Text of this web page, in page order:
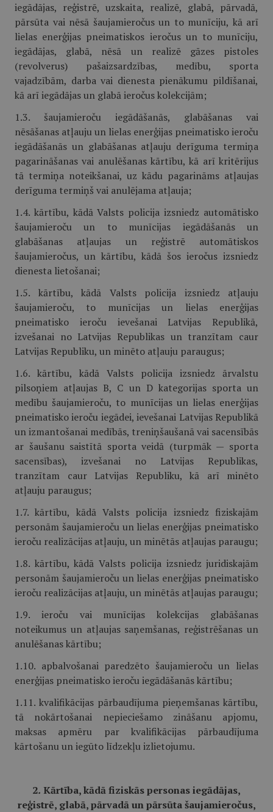
iegādājas, reģistrē, uzskaita, realizē, glabā, pārvadā,
pārsūta vai nēsā šaujamieročus un to munīciju, kā arī
lielas enerģijas pneimatiskos ieročus un to munīciju,
iegādājas, glabā, nēsā un realizē gāzes pistoles
(revolverus) pašaizsardzības, medību, sporta
vajadzībām, darba vai dienesta pienākumu pildīšanai,
kā arī iegādājas un glabā ieročus kolekcijām;
1.3. šaujamieroču iegādāšanās, glabāšanas vai
nēsāšanas atļauju un lielas enerģijas pneimatisko ieroču
iegādāšanās un glabāšanas atļauju derīguma termiņa
pagarināšanas vai anulēšanas kārtību, kā arī kritērijus
tā termiņa noteikšanai, uz kādu pagarināms atļaujas
derīguma termiņš vai anulējama atļauja;
1.4. kārtību, kādā Valsts policija izsniedz automātisko
šaujamieroču un to munīcijas iegādāšanās un
glabāšanas atļaujas un reģistrē automātiskos
šaujamieročus, un kārtību, kādā šos ieročus izsniedz
dienesta lietošanai;
1.5. kārtību, kādā Valsts policija izsniedz atļauju
šaujamieroču, to munīcijas un lielas enerģijas
pneimatisko ieroču ievešanai Latvijas Republikā,
izvešanai no Latvijas Republikas un tranzītam caur
Latvijas Republiku, un minēto atļauju paraugus;
1.6. kārtību, kādā Valsts policija izsniedz ārvalstu
pilsoņiem atļaujas B, C un D kategorijas sporta un
medību šaujamieroču, to munīcijas un lielas enerģijas
pneimatisko ieroču iegādei, ievešanai Latvijas Republikā
un izmantošanai medībās, treniņšaušanā vai sacensībās
ar šaušanu saistītā sporta veidā (turpmāk — sporta
sacensības), izvešanai no Latvijas Republikas,
tranzītam caur Latvijas Republiku, kā arī minēto
atļauju paraugus;
1.7. kārtību, kādā Valsts policija izsniedz fiziskajām
personām šaujamieroču un lielas enerģijas pneimatisko
ieroču realizācijas atļauju, un minētās atļaujas paraugu;
1.8. kārtību, kādā Valsts policija izsniedz juridiskajām
personām šaujamieroču un lielas enerģijas pneimatisko
ieroču realizācijas atļauju, un minētās atļaujas paraugu;
1.9. ieroču vai munīcijas kolekcijas glabāšanas
noteikumus un atļaujas saņemšanas, reģistrēšanas un
anulēšanas kārtību;
1.10. apbalvošanai paredzēto šaujamieroču un lielas
enerģijas pneimatisko ieroču iegādāšanās kārtību;
1.11. kvalifikācijas pārbaudījuma pieņemšanas kārtību,
tā nokārtošanai nepieciešamo zināšanu apjomu,
maksas apmēru par kvalifikācijas pārbaudījuma
kārtošanu un iegūto līdzekļu izlietojumu.
2. Kārtība, kādā fiziskās personas iegādājas,
reģistrē, glabā, pārvadā un pārsūta šaujamieročus,